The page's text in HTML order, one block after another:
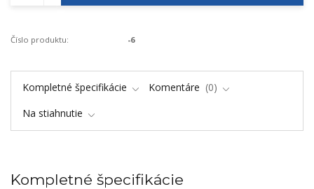
Číslo produktu: -6
Kompletné špecifikácie Komentáre
0
Na stiahnutie
Kompletné špecifikácie